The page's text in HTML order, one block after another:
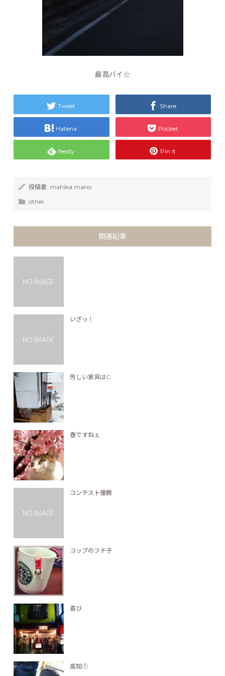
最高バイ☆
Tweet Share
Hatena Pocket
feedly Pin it
投稿者: mahika mano
other
関連記事
いざっ！
芳しい家具はC
春ですねぇ
コンテスト優勝
コップのフチ子
喜び
高知①